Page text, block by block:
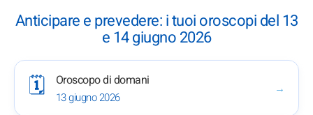
Anticipare e prevedere: i tuoi oroscopi del 13
e 14 giugno 2026
🗓️ Oroscopo di domani
13 giugno 2026
→